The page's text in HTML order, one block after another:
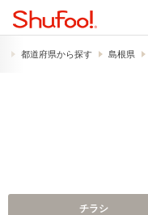
都道府県から探す 島根県
チラシ